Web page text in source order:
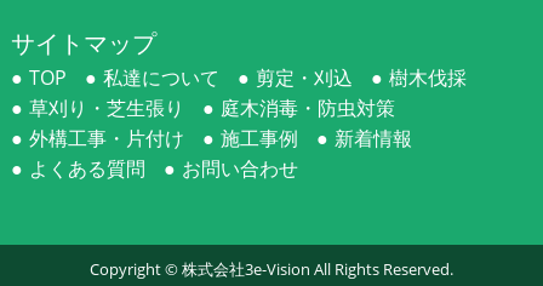
サイトマップ
TOP 私達について 剪定・刈込
樹木伐採
草刈り・芝生張り
庭木消毒・防虫対策
外構工事・片付け
施工事例
新着情報
よくある質問
お問い合わせ
Copyright ©株式会社3e-Vision All Rights Reserved.